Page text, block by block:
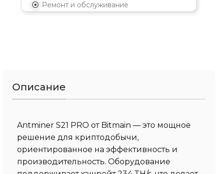
Ремонт и обслуживание
Описание
Antminer S21 PRO от Bitmain — это мощное
решение для криптодобычи,
ориентированное на эффективность и
производительность. Оборудование